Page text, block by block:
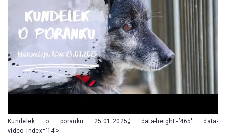
Kundelek o poranku 25.01.2025„’ data-height=’465′ data-
video_index=’14’>